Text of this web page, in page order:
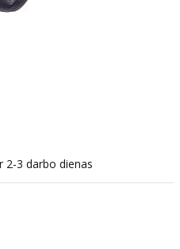
2-3 darbo dienas